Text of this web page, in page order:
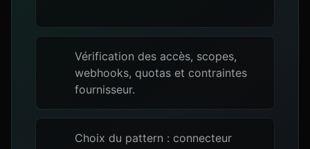
Vérification des accès, scopes,
webhooks, quotas et contraintes
fournisseur.
Choix du pattern : connecteur